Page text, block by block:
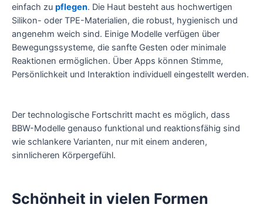
einfach zu pflegen. Die Haut besteht aus hochwertigen
Silikon- oder TPE-Materialien, die robust, hygienisch und
angenehm weich sind. Einige Modelle verfügen über
Bewegungssysteme, die sanfte Gesten oder minimale
Reaktionen ermöglichen. Über Apps können Stimme,
Persönlichkeit und Interaktion individuell eingestellt werden.
Der technologische Fortschritt macht es möglich, dass
BBW-Modelle genauso funktional und reaktionsfähig sind
wie schlankere Varianten, nur mit einem anderen,
sinnlicheren Körpergefühl.
Schönheit in vielen Formen